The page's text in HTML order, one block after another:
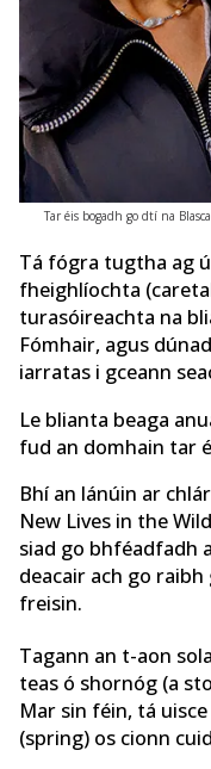
Tar éis bogadh go dtí na
Tá fógra tugtha ag
fheighlíochta
turasóireachta na
Fómhair, agus
iarratas i gceann
Le blianta beaga
fud an domhain tar
Bhí an lánúin ar
New Lives in the
siad go bhféadfadh
deacair ach go
freisin.
Tagann an t-aon
teas ó shornóg (a
Mar sin féin, tá
(spring) os cionn